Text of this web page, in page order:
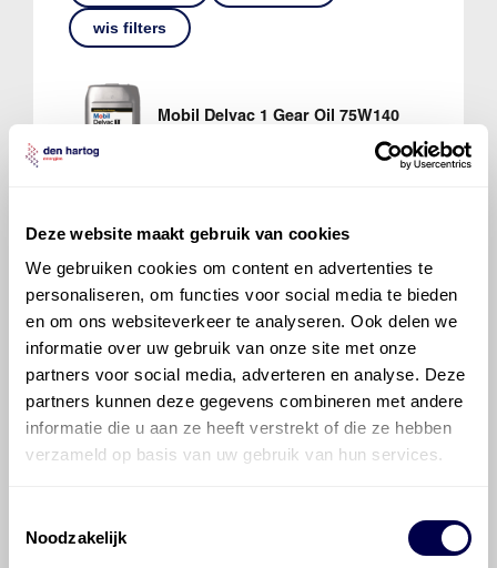
Deze website maakt gebruik van cookies
We gebruiken cookies om content en advertenties te
personaliseren, om functies voor social media te bieden
en om ons websiteverkeer te analyseren. Ook delen we
informatie over uw gebruik van onze site met onze
partners voor social media, adverteren en analyse. Deze
partners kunnen deze gegevens combineren met andere
informatie die u aan ze heeft verstrekt of die ze hebben
verzameld op basis van uw gebruik van hun services.
Noodzakelijk
wis filters
Mobil Delvac 1 Gear Oil 75W140
Mobil Delvac 1 Gear Oil 75W140
Mobilube HD-N 80W140